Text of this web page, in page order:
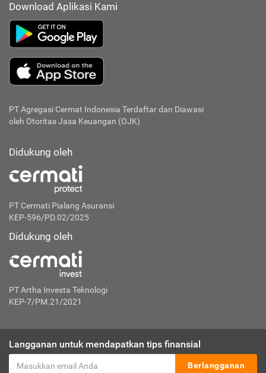
Download Aplikasi Kami
PT Agregasi Cermat Indonesia Terdaftar dan Diawasi
oleh Otoritas Jasa Keuangan (OJK)
Didukung oleh
PT Cermati Pialang Asuransi
KEP-596/PD.02/2025
Didukung oleh
PT Artha Investa Teknologi
KEP-7/PM.21/2021
Langganan untuk mendapatkan tips finansial
Berlangganan